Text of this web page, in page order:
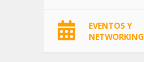
EVENTOS Y
NETWORKING